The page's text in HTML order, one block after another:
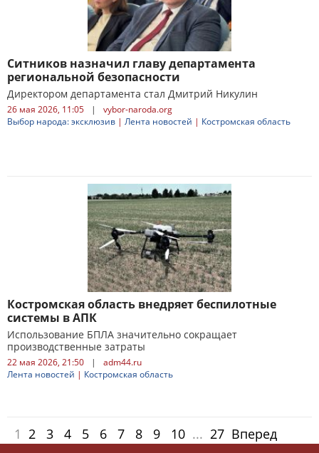
Ситников назначил главу департамента
региональной безопасности
Директором департамента стал Дмитрий Никулин
26 мая 2026, 11:05 |
vybor-naroda.org
Выбор народа: эксклюзив | Лента новостей | Костромская область
Костромская область внедряет беспилотные
системы в АПК
Использование БПЛА значительно сокращает
производственные затраты
22 мая 2026, 21:50 |
adm44.ru
Лента новостей | Костромская область
1 2 3 4 5 6 7 8 9 10 ... 27 Вперед